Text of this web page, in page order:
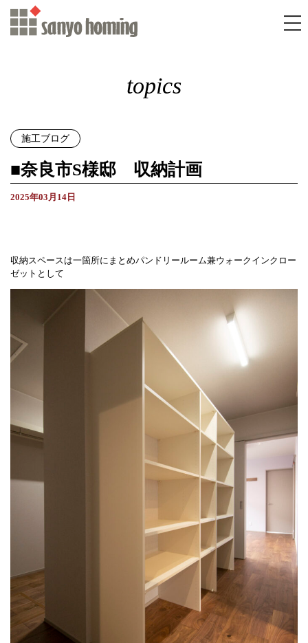
topics
施工ブログ
■奈良市S様邸 収納計画
2025年03月14日
収納スペースは一箇所にまとめパンドリールーム兼ウォークインクロー
ゼットとして